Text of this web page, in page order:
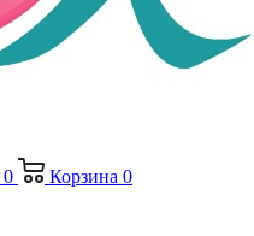
0 Корзина 0